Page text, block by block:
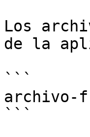
Los
de la
```
archivo-
```